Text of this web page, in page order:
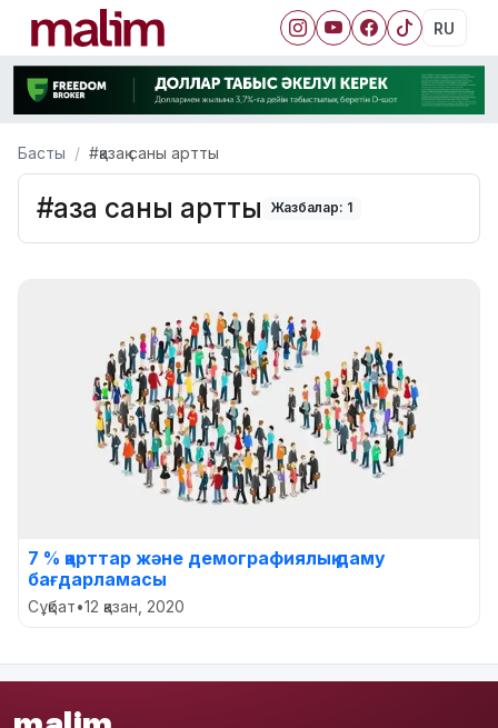
RU
Басты #қазақ саны артты
#қазақ саны артты Жазбалар: 1
7 % қарттар және демографиялық даму
бағдарламасы
Сұқбат•12 қазан, 2020